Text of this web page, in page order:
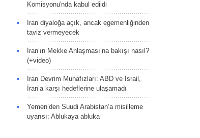
Komisyonu'nda kabul edildi
İran diyaloğa açık, ancak egemenliğinden
taviz vermeyecek
İran’ın Mekke Anlaşması’na bakışı nasıl?
(+video)
İran Devrim Muhafızları: ABD ve İsrail,
İran’a karşı hedeflerine ulaşamadı
Yemen’den Suudi Arabistan’a misilleme
uyarısı: Ablukaya abluka